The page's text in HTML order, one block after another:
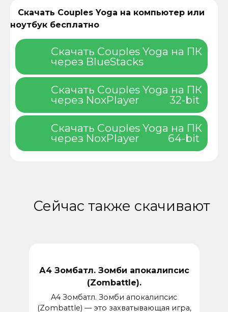
Скачать Couples Yoga на компьютер или
ноутбук бесплатно
Скачать Couples Yoga на ПК
через BlueStacks
Скачать Couples Yoga на ПК
через NoxPlayer
32-bit
Скачать Couples Yoga на ПК
через NoxPlayer
64-bit
Сейчас также скачивают
А4 Зомбатл. Зомби апокалипсис
(Zombattle).
A4 Зомбатл. Зомби апокалипсис
(Zombattle) — это захватывающая игра,